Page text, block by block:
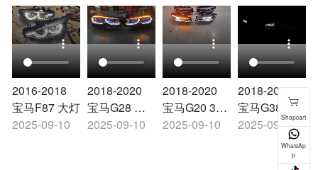
2016-2018
宝马F87 大灯
2025-09-10
2018-2020
宝马G28 高
配 大灯
2025-09-10
2018-2020
宝马G20 3系
大灯
2025-09-10
2018-2020
宝马G38 大
灯
2025-09-10